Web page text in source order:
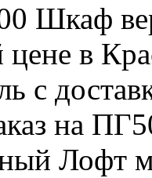
Шкаф
в
с
на
Лофт